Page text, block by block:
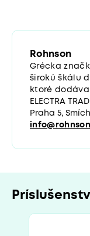
Rohnson
Grécka
širokú škálu
ktoré dodáva
ELECTRA
Praha 5,